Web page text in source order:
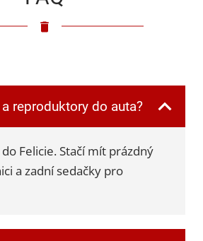
reproduktory do auta?
Felicie. Stačí mít prázdný
a zadní sedačky pro